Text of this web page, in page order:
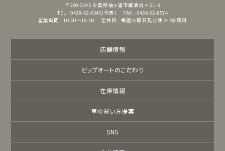
〒299-0245 千葉県袖ヶ浦市蔵波台 4-21-3
TEL : 0438-62-8345(代表)
FAX : 0438-62-8574
営業時間 : 10:00～18:00
定休日 : 毎週火曜日及び第2・3水曜日
店舗情報
ビップオートのこだわり
在庫情報
車の買い方提案
SNS